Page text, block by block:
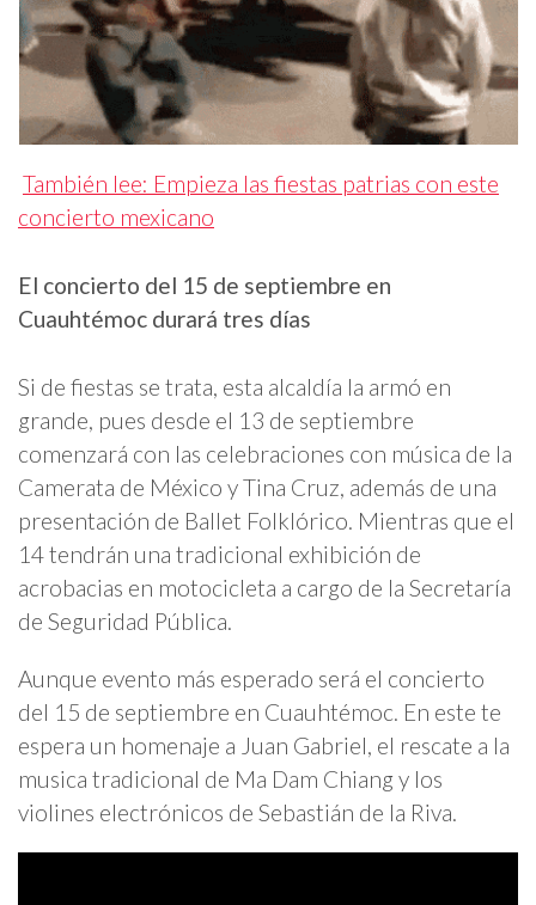
También lee: Empieza las fiestas patrias con este
concierto mexicano
El concierto del 15 de septiembre en
Cuauhtémoc durará tres días
Si de fiestas se trata, esta alcaldía la armó en
grande, pues desde el 13 de septiembre
comenzará con las celebraciones con música de la
Camerata de México y Tina Cruz, además de una
presentación de Ballet Folklórico. Mientras que el
14 tendrán una tradicional exhibición de
acrobacias en motocicleta a cargo de la Secretaría
de Seguridad Pública.
Aunque evento más esperado será el concierto
del 15 de septiembre en Cuauhtémoc. En este te
espera un homenaje a Juan Gabriel, el rescate a la
musica tradicional de Ma Dam Chiang y los
violines electrónicos de Sebastián de la Riva.